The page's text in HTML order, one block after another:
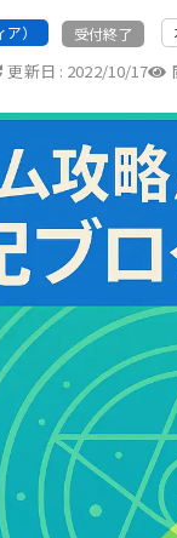
） 受付終了
更新日 : 2022/10/17